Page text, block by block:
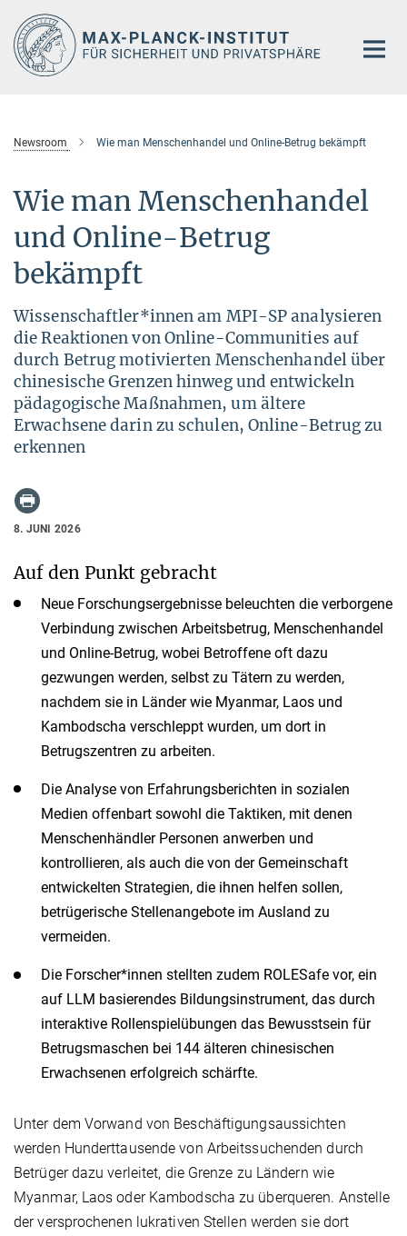
Hauptinhalt
Newsroom Wie man Menschenhandel und Online-Betrug bekämpft
Wie man Menschenhandel
und Online-Betrug
bekämpft
Wissenschaftler*innen am MPI-SP analysieren
die Reaktionen von Online-Communities auf
durch Betrug motivierten Menschenhandel über
chinesische Grenzen hinweg und entwickeln
pädagogische Maßnahmen, um ältere
Erwachsene darin zu schulen, Online-Betrug zu
erkennen
8. JUNI 2026
Auf den Punkt gebracht
Neue Forschungsergebnisse beleuchten die verborgene
Verbindung zwischen Arbeitsbetrug, Menschenhandel
und Online-Betrug, wobei Betroffene oft dazu
gezwungen werden, selbst zu Tätern zu werden,
nachdem sie in Länder wie Myanmar, Laos und
Kambodscha verschleppt wurden, um dort in
Betrugszentren zu arbeiten.
Die Analyse von Erfahrungsberichten in sozialen
Medien offenbart sowohl die Taktiken, mit denen
Menschenhändler Personen anwerben und
kontrollieren, als auch die von der Gemeinschaft
entwickelten Strategien, die ihnen helfen sollen,
betrügerische Stellenangebote im Ausland zu
vermeiden.
Die Forscher*innen stellten zudem ROLESafe vor, ein
auf LLM basierendes Bildungsinstrument, das durch
interaktive Rollenspielübungen das Bewusstsein für
Betrugsmaschen bei 144 älteren chinesischen
Erwachsenen erfolgreich schärfte.
Unter dem Vorwand von Beschäftigungsaussichten
werden Hunderttausende von Arbeitssuchenden durch
Betrüger dazu verleitet, die Grenze zu Ländern wie
Myanmar, Laos oder Kambodscha zu überqueren. Anstelle
der versprochenen lukrativen Stellen werden sie dort